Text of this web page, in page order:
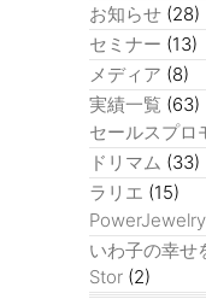
お知らせ (28)
セミナー (13)
メディア (8)
実績一覧 (63)
セールスプロ
ドリマム (33)
ラリエ (15)
いわ子の幸
Stor (2)